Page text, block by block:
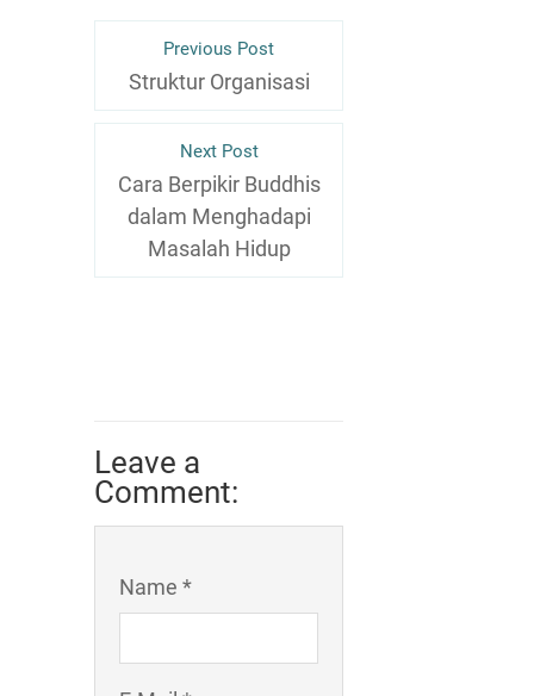
Previous Post
Struktur Organisasi
Next Post
Cara Berpikir Buddhis
dalam Menghadapi
Masalah Hidup
Leave a
Comment:
Name *